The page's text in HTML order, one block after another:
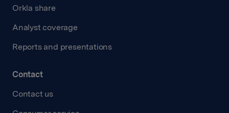
Orkla share
Analyst coverage
Reports and presentations
Contact
Contact us